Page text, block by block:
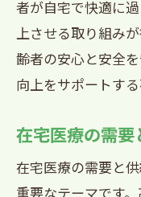
者が自宅で快適に
上させる取り組み
齢者の安心と安全
向上をサポートす
在宅医療の需
在宅医療の需要と
重要なテーマです